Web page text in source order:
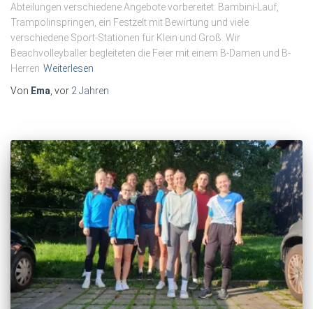
Abteilungen verschiedene Angebote vorbereitet: Bambini-Lauf,
Trampolinspringen, ein Festzelt mit Bewirtung und viele
verschiedene Sport-Stationen für Klein und Groß. Wir
Beachvolleyballer begleiteten die Feier mit einem B-Damen und B-
Herren Weiterlesen
Von Ema , vor 2 Jahren